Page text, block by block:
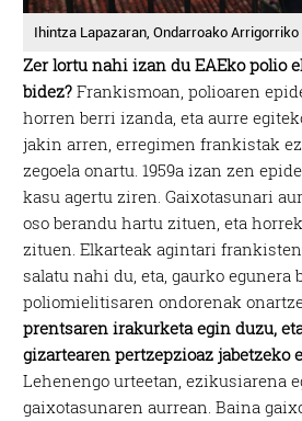
Ihintza Lapazaran, Ondarroako
Zer lortu nahi izan du EAEko polio
bidez? Frankismoan, polioaren
horren berri izanda, eta aurre
jakin arren, erregimen frankistak
zegoela onartu. 1959a izan zen
kasu agertu ziren. Gaixotasunari
oso berandu hartu zituen, eta
zituen. Elkarteak agintari
salatu nahi du, eta, gaurko egunera
poliomielitisaren ondorenak
prentsaren irakurketa egin duzu,
gizartearen pertzepzioaz jabetzeko
Lehenengo urteetan, ezikusiarena
gaixotasunaren aurrean. Baina